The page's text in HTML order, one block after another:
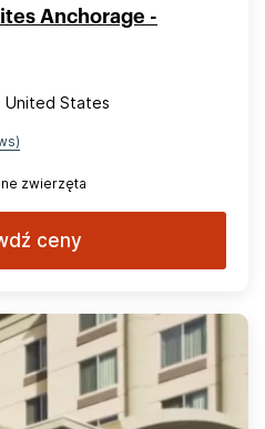
Anchorage -
United States
zwierzęta
ceny